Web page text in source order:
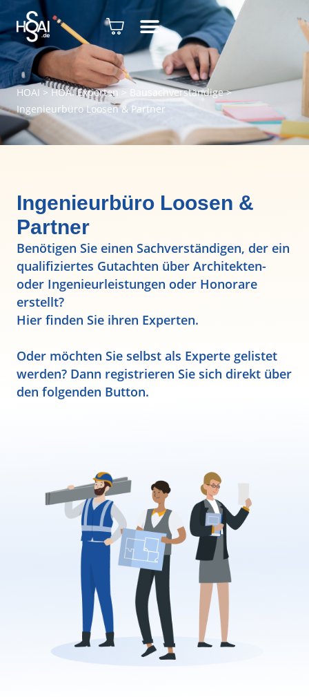
HOAI > HOAI Experten> Bausachverständige>
Ingenieurbüro Loosen & Partner
Ingenieurbüro Loosen &
Partner
Benötigen Sie einen Sachverständigen, der ein
qualifiziertes Gutachten über Architekten-
oder Ingenieurleistungen oder Honorare
erstellt?
Hier finden Sie ihren Experten.
Oder möchten Sie selbst als Experte gelistet
werden? Dann registrieren Sie sich direkt über
den folgenden Button.